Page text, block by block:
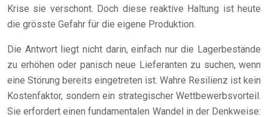
Krise sie verschont. Doch diese reaktive Haltung ist heute
die grösste Gefahr für die eigene Produktion.
Die Antwort liegt nicht darin, einfach nur die Lagerbestände
zu erhöhen oder panisch neue Lieferanten zu suchen, wenn
eine Störung bereits eingetreten ist. Wahre Resilienz ist kein
Kostenfaktor, sondern ein strategischer Wettbewerbsvorteil.
Sie erfordert einen fundamentalen Wandel in der Denkweise: